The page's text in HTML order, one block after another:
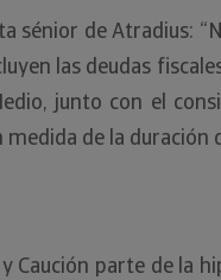
sénior de Atradius:
las deudas
junto con el
de la duración
Caución parte de la